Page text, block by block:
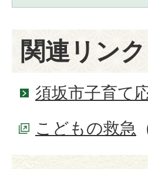
関連リンク
須坂市子育て
こどもの救急